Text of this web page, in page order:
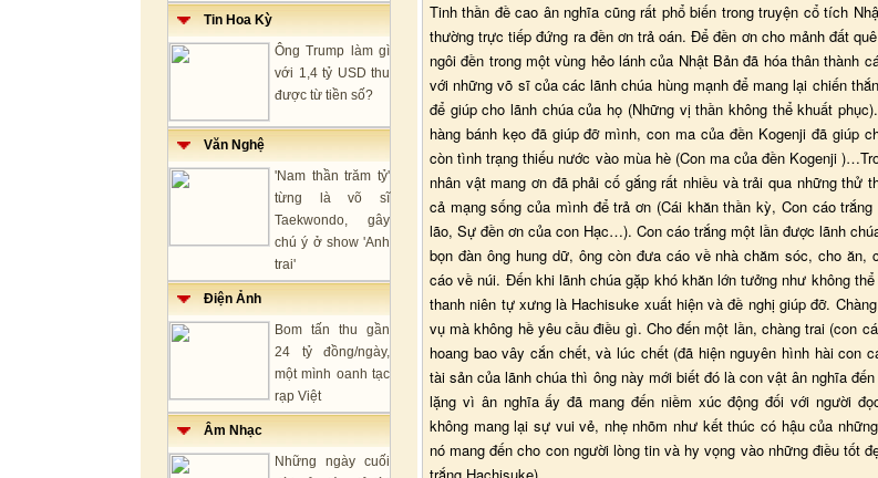
Tin Hoa Kỳ
Ông Trump làm gì
với 1,4 tỷ USD thu
được từ tiền số?
Văn Nghệ
'Nam thần trăm tỷ'
từng là võ sĩ
Taekwondo, gây
chú ý ở show 'Anh
trai'
Điện Ảnh
Bom tấn thu gần
24 tỷ đồng/ngày,
một mình oanh tạc
rạp Việt
Âm Nhạc
Những ngày cuối
Tinh thần đề cao ân nghĩa cũng rất phổ biến trong truyện cổ tích
thường trực tiếp đứng ra đền ơn trả oán. Để đền ơn cho mảnh đất
ngôi đền trong một vùng hẻo lánh của Nhật Bản đã hóa thân thành
với những võ sĩ của các lãnh chúa hùng mạnh để mang lại chiến
để giúp cho lãnh chúa của họ (Những vị thần không thể khuất
hàng bánh kẹo đã giúp đỡ mình, con ma của đền Kogenji đã giúp
còn tình trạng thiếu nước vào mùa hè (Con ma của đền Kogenji
nhân vật mang ơn đã phải cố gắng rất nhiều và trải qua những thử
cả mạng sống của mình để trả ơn (Cái khăn thần kỳ, Con cáo
lão, Sự đền ơn của con Hạc…). Con cáo trắng một lần được lãnh
bọn đàn ông hung dữ, ông còn đưa cáo về nhà chăm sóc, cho ăn,
cáo về núi. Đến khi lãnh chúa gặp khó khăn lớn tưởng như không
thanh niên tự xưng là Hachisuke xuất hiện và đề nghị giúp đỡ.
vụ mà không hề yêu cầu điều gì. Cho đến một lần, chàng trai (con
hoang bao vây cắn chết, và lúc chết (đã hiện nguyên hình hài con
tài sản của lãnh chúa thì ông này mới biết đó là con vật ân nghĩa
lặng vì ân nghĩa ấy đã mang đến niềm xúc động đối với người
không mang lại sự vui vẻ, nhẹ nhõm như kết thúc có hậu của
nó mang đến cho con người lòng tin và hy vọng vào những điều tốt